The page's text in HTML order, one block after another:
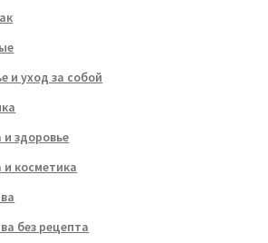
и уход за собой
и здоровье
и косметика
без рецепта